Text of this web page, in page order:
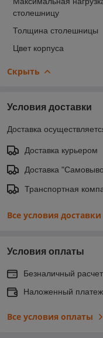
столешницу
Толщина столешницы
Цвет корпуса
Скрыть
Условия доставки
Доставка
Доставка курьером
Доставка
Транспортная
Все условия доставки
Условия оплаты
Безналичный расчет
Наложенный платеж
Все условия оплаты